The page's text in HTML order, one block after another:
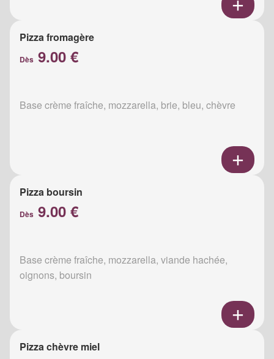
Pizza fromagère
Dès 9.00 €
Base crème fraîche, mozzarella, brie, bleu, chèvre
Pizza boursin
Dès 9.00 €
Base crème fraîche, mozzarella, viande hachée,
oignons, boursin
Pizza chèvre miel